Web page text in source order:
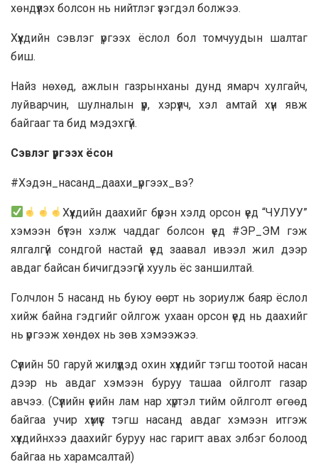
хөндүүлэх болсон нь нийтлэг үзэгдэл болжээ.
Хүүхдийн сэвлэг үргээх ёслол бол томчуудын шалтаг
биш.
Найз нөхөд, ажлын газрынханы дунд ямарч хулгайч,
луйварчин, шулналын үүр, хэрүүлч, хэл амтай хүн явж
байгааг та бид мэдэхгүй.
Сэвлэг үргээх ёсон
#Хэдэн_насанд_даахи_үргээх_вэ?
Хүүхдийн даахийг бүрэн хэлд орсон үед “ЧУЛУУ”
хэмээн бүтэн хэлж чаддаг болсон үед #ЭР_ЭМ гэж
ялгалгүй сондгой настай үед заавал ивээл жил дээр
авдаг байсан бичигдээгүй хууль ёс заншилтай.
Голчлон 5 насанд нь буюу өөрт нь зориулж баяр ёслол
хийж байна гэдгийг ойлгож ухаан орсон үед нь даахийг
нь үргээж хөндөх нь зөв хэмээжээ.
Сүүлийн 50 гаруй жилүүдэд охин хүүхдийг тэгш тоотой насан
дээр нь авдаг хэмээн буруу ташаа ойлголт газар
авчээ. (Сүүлийн үеийн лам нар хүртэл тийм ойлголт өгөөд
байгаа учир хүмүүс тэгш насанд авдаг хэмээн итгэж
хүүхдийнхээ даахийг буруу нас гаригт авах элбэг болоод
байгаа нь харамсалтай)